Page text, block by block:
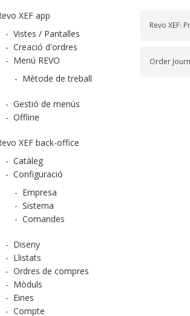
XEF app
- Vistes / Pantalles
- Creació d'ordres
- Menú REVO
- Mètode de treball
- Gestió de menús
- Offline
XEF back-office
- Catàleg
- Configuració
- Empresa
- Sistema
- Comandes
- Diseny
- Llistats
- Ordres de compres
- Mòduls
- Eines
- Compte
Revo XEF:
Order